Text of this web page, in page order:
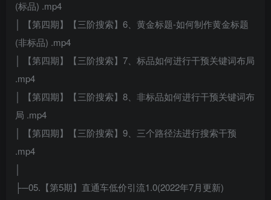
(标品) .mp4
│ 【第四期】【三阶搜索】6、黄金标题-如何制作黄金标题
(非标品) .mp4
│ 【第四期】【三阶搜索】7、标品如何进行干预关键词布局
.mp4
│ 【第四期】【三阶搜索】8、非标品如何进行干预关键词布
局 .mp4
│ 【第四期】【三阶搜索】9、三个路径法进行搜索干预
.mp4
├─05.【第5期】直通车低价引流1.0(2022年7月更新)